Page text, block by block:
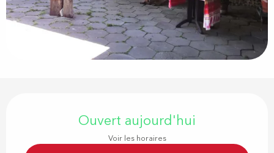
Ouvert aujourd'hui
Voir les horaires